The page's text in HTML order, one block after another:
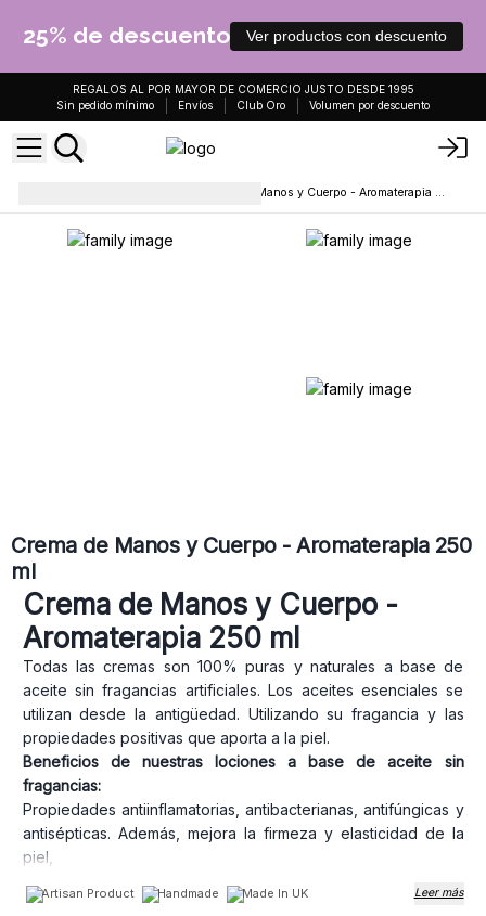
25% de descuento Ver productos con descuento
REGALOS AL POR MAYOR DE COMERCIO JUSTO DESDE 1995
Sin pedido mínimo
Envíos Club Oro Volumen por descuento
Crema de Manos y Cuerpo - Aromaterapia 250 ml
Crema de Manos y Cuerpo - Aromaterapia 250
ml
Crema de Manos y Cuerpo -
Aromaterapia 250 ml
Todas las cremas son 100% puras y naturales a base de
aceite sin fragancias artificiales. Los aceites esenciales se
utilizan desde la antigüedad. Utilizando su fragancia y las
propiedades positivas que aporta a la piel.
Beneficios de nuestras lociones a base de aceite sin
fragancias:
Propiedades antiinflamatorias, antibacterianas, antifúngicas y
antisépticas. Además, mejora la firmeza y elasticidad de la
piel,
Modo de empleo:
Aplicar diariamente sobre la piel limpia
para una hidratación instantánea.
Artisan Product Handmade Made In UK Leer más